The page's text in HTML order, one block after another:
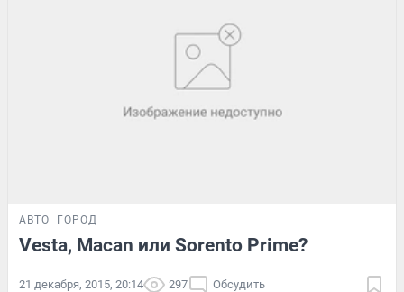
АВТО ГОРОД
Vesta, Macan или Sorento Prime?
21 декабря, 2015, 20:14 297 Обсудить